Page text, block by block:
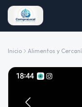
Inicio Alimentos y